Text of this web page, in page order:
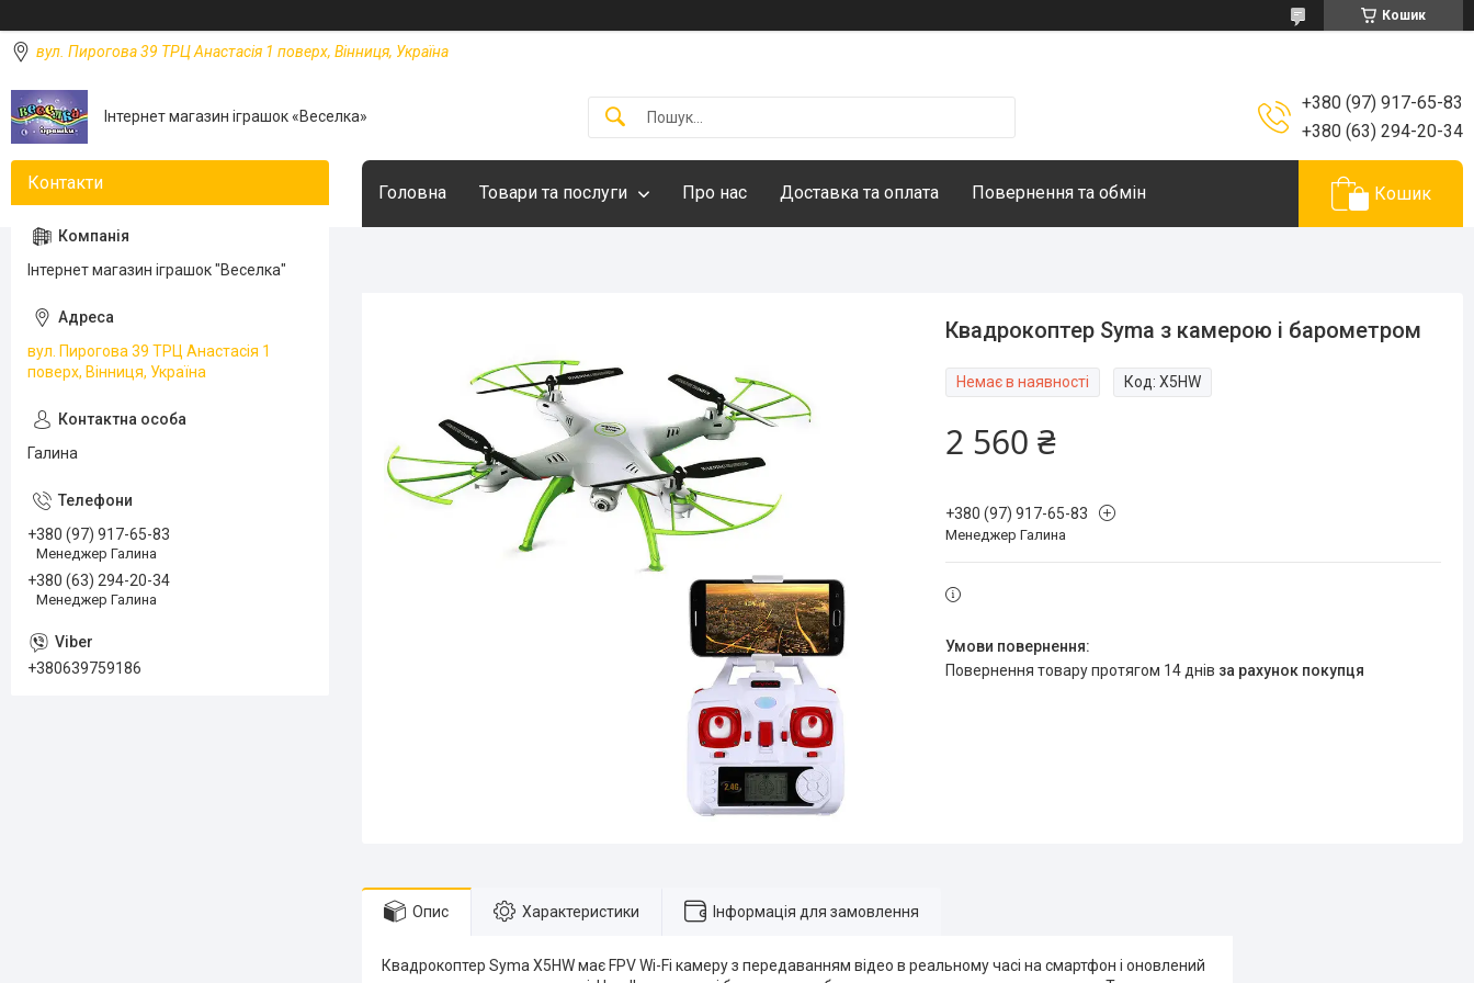
Кошик
вул. Пирогова 39 ТРЦ Анастасія 1 поверх, Вінниця, Україна
Інтернет магазин іграшок «Веселка»
+380 (97) 917-65-83
+380 (63) 294-20-34
Головна Товари та послуги Про нас Доставка та оплата Повернення та обмін Кошик
Квадрокоптер Syma з камерою і барометром
Немає в наявності Код:X5HW
2 560 ₴
+380 (97) 917-65-83
Менеджер Галина
повернення товару протягом 14 днів за рахунок покупця
Опис Характеристики Інформація для замовлення
Квадрокоптер Syma X5HW має FPV Wi-Fi камеру з передаванням відео в реальному часі на смартфон і оновлений
Інтернет магазин іграшок "Веселка"
вул. Пирогова 39 ТРЦ Анастасія 1
поверх, Вінниця, Україна
Галина
+380 (97) 917-65-83
Менеджер Галина
+380 (63) 294-20-34
Менеджер Галина
+380639759186